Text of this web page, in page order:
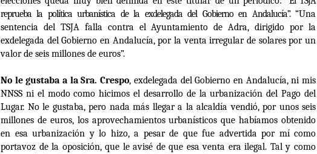
reprueba la política urbanística de la exdelegada del Gobierno en Andalucía”. “Una
sentencia del TSJA falla contra el Ayuntamiento de Adra, dirigido por la
exdelegada del Gobierno en Andalucía, por la venta irregular de solares por un
valor de seis millones de euros”.
No le gustaba a la Sra. Crespo, exdelegada del Gobierno en Andalucía, ni mis
NNSS ni el modo como hicimos el desarrollo de la urbanización del Pago del
Lugar. No le gustaba, pero nada más llegar a la alcaldía vendió, por unos seis
millones de euros, los aprovechamientos urbanísticos que habíamos obtenido
en esa urbanización y lo hizo, a pesar de que fue advertida por mí como
portavoz de la oposición, que le avisé de que esa venta era ilegal. Tal y como